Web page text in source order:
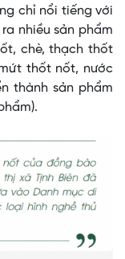
chỉ nổi tiếng với
nhiều sản phẩm
chè, thạch thốt
thốt nốt, nước
thành sản phẩm